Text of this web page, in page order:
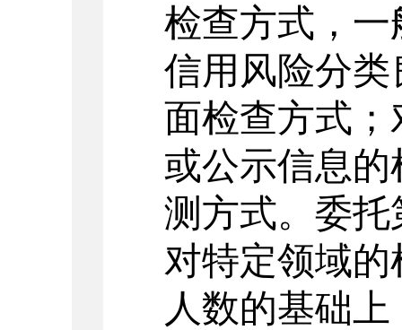
检查方式，
信用风险分
面检查方式
或公示信息
测方式。委
对特定领域
人数的基础